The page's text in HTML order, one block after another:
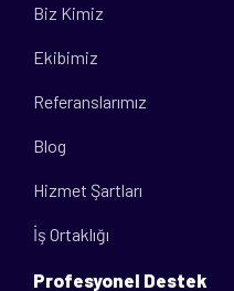
Biz Kimiz
Ekibimiz
Referanslarımız
Blog
Hizmet Şartları
İş Ortaklığı
Profesyonel Destek